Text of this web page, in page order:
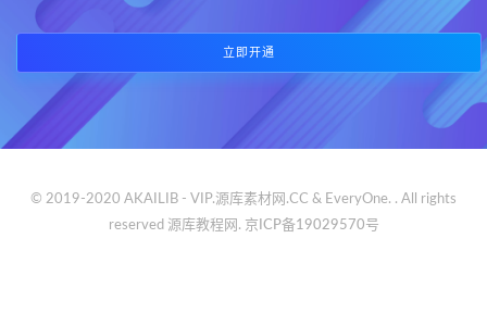
立即开通
© 2019-2020 AKAILIB - VIP.源库素材网.CC & EveryOne. . All rights
reserved 源库教程网. 京ICP备19029570号